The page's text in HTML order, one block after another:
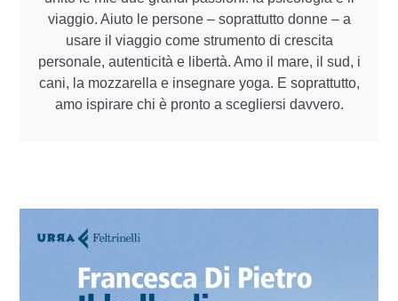
viaggio. Aiuto le persone – soprattutto donne – a
usare il viaggio come strumento di crescita
personale, autenticità e libertà. Amo il mare, il sud, i
cani, la mozzarella e insegnare yoga. E soprattutto,
amo ispirare chi è pronto a scegliersi davvero.